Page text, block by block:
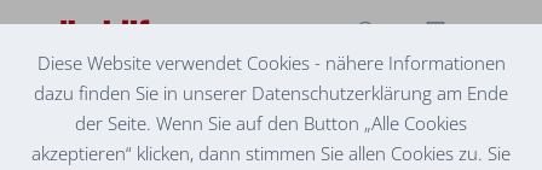
BETREUTES WOHNEN MARIAZELL
SEIT EINEM JAHRZEHNT FEST IN DER REGION
VERANKERT
Diese Website verwendet Cookies - nähere Informationen
dazu finden Sie in unserer Datenschutzerklärung am Ende
der Seite. Wenn Sie auf den Button „Alle Cookies
akzeptieren“ klicken, dann stimmen Sie allen Cookies zu. Sie